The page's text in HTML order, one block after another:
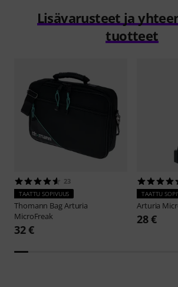
Lisävarusteet ja
tuotteet
23
TAATTU SOPIVUUS
Thomann Bag Arturia
MicroFreak
32 €
TAATTU
Arturia
28 €